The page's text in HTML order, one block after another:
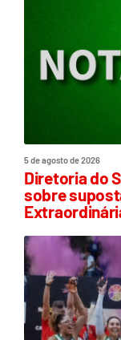
5 de agosto de 2026
Diretoria do
sobre